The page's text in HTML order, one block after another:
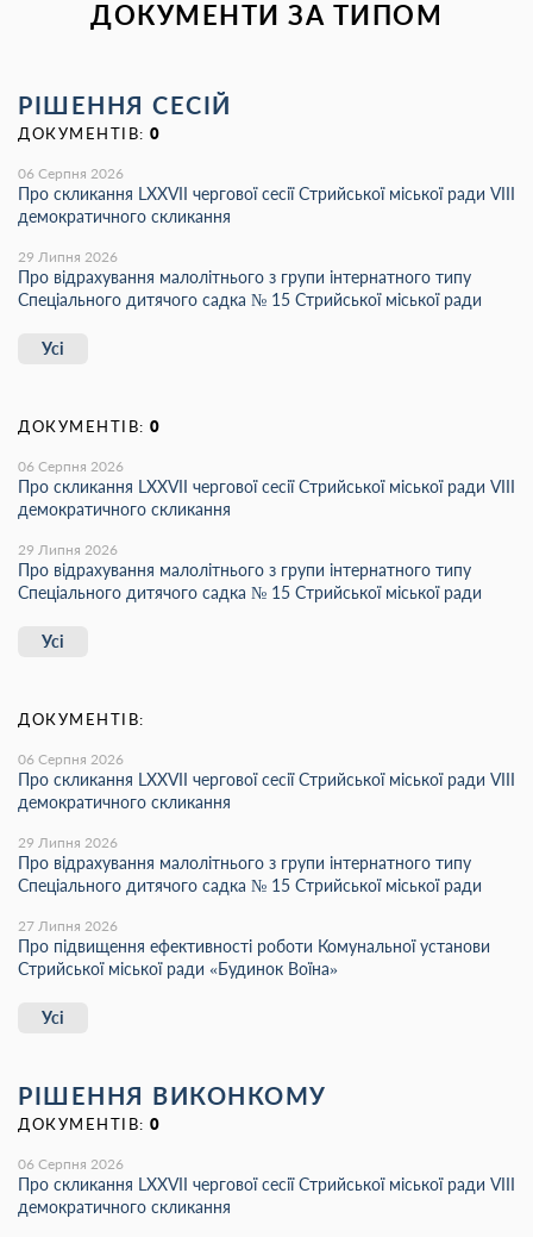
ДОКУМЕНТИ ЗА ТИПОМ
РІШЕННЯ СЕСІЙ
ДОКУМЕНТІВ: 0
06 Серпня 2026
Про скликання LХХVІІ чергової сесії Стрийської міської ради VIII
демократичного скликання
29 Липня 2026
Про відрахування малолітнього з групи інтернатного типу
Спеціального дитячого садка № 15 Стрийської міської ради
Усі
ДОКУМЕНТІВ: 0
06 Серпня 2026
Про скликання LХХVІІ чергової сесії Стрийської міської ради VIII
демократичного скликання
29 Липня 2026
Про відрахування малолітнього з групи інтернатного типу
Спеціального дитячого садка № 15 Стрийської міської ради
Усі
ДОКУМЕНТІВ:
06 Серпня 2026
Про скликання LХХVІІ чергової сесії Стрийської міської ради VIII
демократичного скликання
29 Липня 2026
Про відрахування малолітнього з групи інтернатного типу
Спеціального дитячого садка № 15 Стрийської міської ради
27 Липня 2026
Про підвищення ефективності роботи Комунальної установи
Стрийської міської ради «Будинок Воїна»
Усі
РІШЕННЯ ВИКОНКОМУ
ДОКУМЕНТІВ: 0
06 Серпня 2026
Про скликання LХХVІІ чергової сесії Стрийської міської ради VIII
демократичного скликання